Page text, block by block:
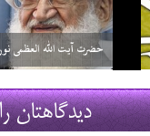
خداوند نمي‌خواهد بيش
بر خود
2 اسفند 96
دیدگاهتان